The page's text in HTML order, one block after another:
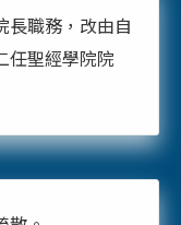
長職務，改由自
任聖經學院院